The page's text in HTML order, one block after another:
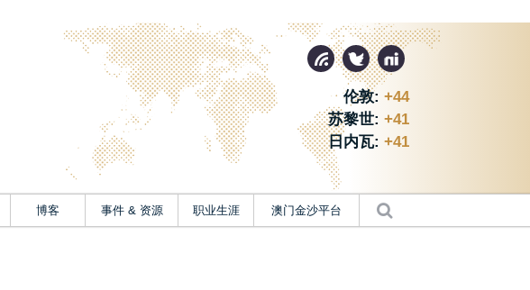
伦敦: +44
苏黎世: +41
日内瓦: +41
博客 事件 & 资源 职业生涯 澳门金沙平台